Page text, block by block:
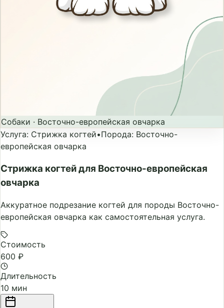
Собаки · Восточно-европейская овчарка
Услуга: Стрижка когтей•Порода: Восточно-
европейская овчарка
Стрижка когтей для Восточно-европейская
овчарка
Аккуратное подрезание когтей для породы Восточно-
европейская овчарка как самостоятельная услуга.
Стоимость
600 ₽
Длительность
10 мин